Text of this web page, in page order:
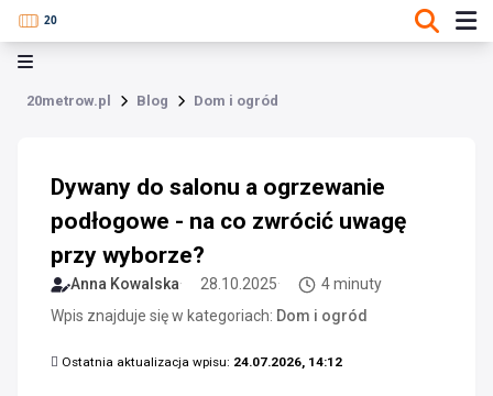
20metrow.pl Blog Dom i ogród
Dywany do salonu a ogrzewanie
podłogowe - na co zwrócić uwagę
przy wyborze?
Anna Kowalska 28.10.2025
4 minuty
Wpis znajduje się w kategoriach: Dom i ogród
Ostatnia aktualizacja wpisu: 24.07.2026, 14:12